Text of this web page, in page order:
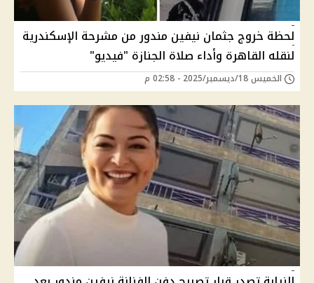
لحظة خروج جثمان نيفين مندور من مشرحة الإسكندرية
لنقله القاهرة وأداء صلاة الجنازة "فيديو"
الخميس 18/ديسمبر/2025 - 02:58 م